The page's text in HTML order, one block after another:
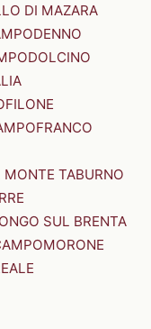
DI MAZARA
TABURNO
SUL BRENTA